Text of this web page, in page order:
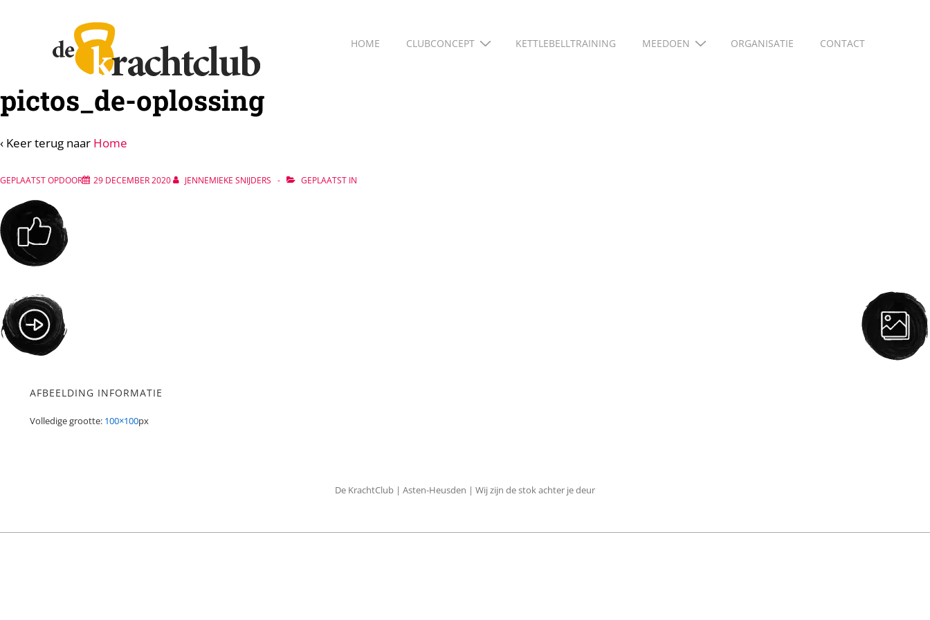
Hoofd
HOME CLUBCONCEPT KETTLEBELLTRAINING MEEDOEN ORGANISATIE CONTACT
pictos_de-oplossing
‹ Keer terug naar Home
GEPLAATST OPDOOR 29 DECEMBER 2020 JENNEMIEKE SNIJDERS GEPLAATST IN
AFBEELDING INFORMATIE
Volledige grootte: 100×100px
De KrachtClub | Asten-Heusden | Wij zijn de stok achter je deur